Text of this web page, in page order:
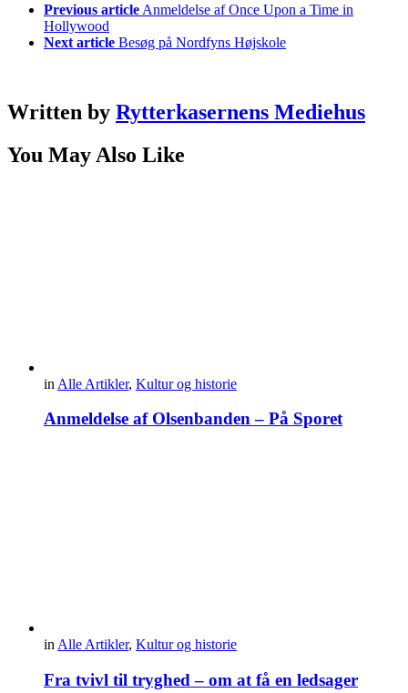
Previous article Anmeldelse af Once Upon a Time in
Hollywood
Next article Besøg på Nordfyns Højskole
Written by Rytterkasernens Mediehus
You May Also Like
in Alle Artikler, Kultur og historie
Anmeldelse af Olsenbanden – På Sporet
in Alle Artikler, Kultur og historie
Fra tvivl til tryghed – om at få en ledsager